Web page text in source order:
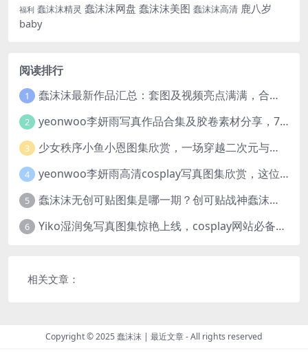
福利 蠢沫沫精灵 蠢沫沫网盘 蠢沫沫美图 蠢沫沫高清 鹿八岁
baby
阅读排行
1 蠢沫沫最新作品汇总：套图及视频亮点满满，合集一次看够
2 yeonwoo李妍雨写真作品合集及胶卷素材分享，7套牛奶胶卷完整版高清图片
3 少女秩序小鱼小恩图集欣赏，一场穿越二次元与现实的视觉盛宴
4 yeonwoo李妍雨高清cosplay写真图集欣赏，这位女神太美了
5 蠢沫沫无创可贴图集是哪一期？创可贴战神蠢沫沫合集欣赏
6 Yiko湿润兔写真图集惊艳上线，cosplay网站必备作品推荐
相关文章：
Copyright © 2025蠢沫沫 | 最近文章- All rights reserved